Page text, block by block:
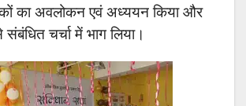
का अवलोकन एवं अध्ययन किया और
चर्चा में भाग लिया।